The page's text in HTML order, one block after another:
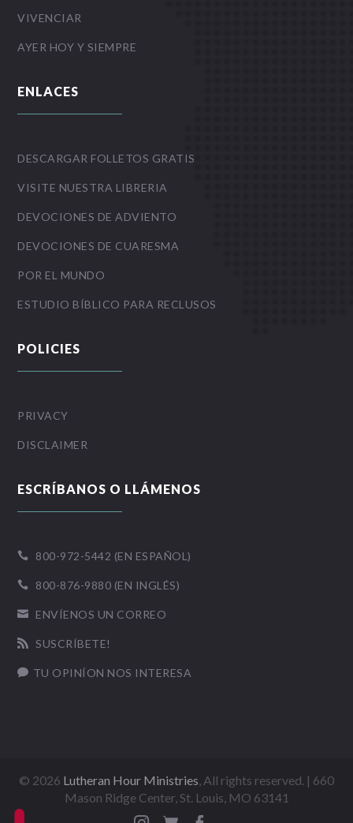
VIVENCIAR
AYER HOY Y SIEMPRE
ENLACES
DESCARGAR FOLLETOS GRATIS
VISITE NUESTRA LIBRERIA
DEVOCIONES DE ADVIENTO
DEVOCIONES DE CUARESMA
POR EL MUNDO
ESTUDIO BÍBLICO PARA RECLUSOS
POLICIES
PRIVACY
DISCLAIMER
ESCRÍBANOS O LLÁMENOS
 800-972-5442 (EN ESPAÑOL)
 800-876-9880 (EN INGLÉS)
 ENVÍENOS UN CORREO
 SUSCRÍBETE!
 TU OPINÍON NOS INTERESA
© 2026 Lutheran Hour Ministries, All rights reserved. | 660
Mason Ridge Center, St. Louis, MO 63141